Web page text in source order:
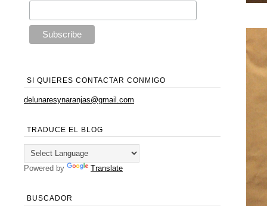
SI QUIERES CONTACTAR CONMIGO
delunaresynaranjas@gmail.com
TRADUCE EL BLOG
Powered by Translate
BUSCADOR